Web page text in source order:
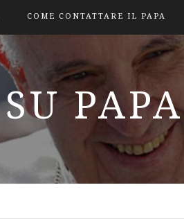
COME CONTATTARE IL PAPA